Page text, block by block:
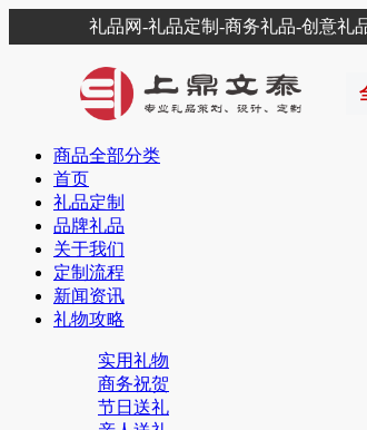
礼品网-礼品定制-商务礼品-创意礼
商品全部分类
首页
礼品定制
品牌礼品
关于我们
定制流程
新闻资讯
礼物攻略
实用礼物
商务祝贺
节日送礼